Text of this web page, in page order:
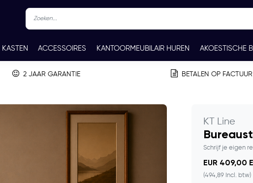
KASTEN ACCESSOIRES KANTOORMEUBILAIR HUREN AKOESTISCHE
CONTACT
2 JAAR GARANTIE BETALEN OP FACTUUR
KT Line
Schrijf je eigen
EUR 409,00
(494,89 Incl. btw)